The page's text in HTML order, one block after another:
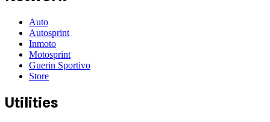
Auto
Autosprint
Inmoto
Motosprint
Guerin Sportivo
Store
Utilities